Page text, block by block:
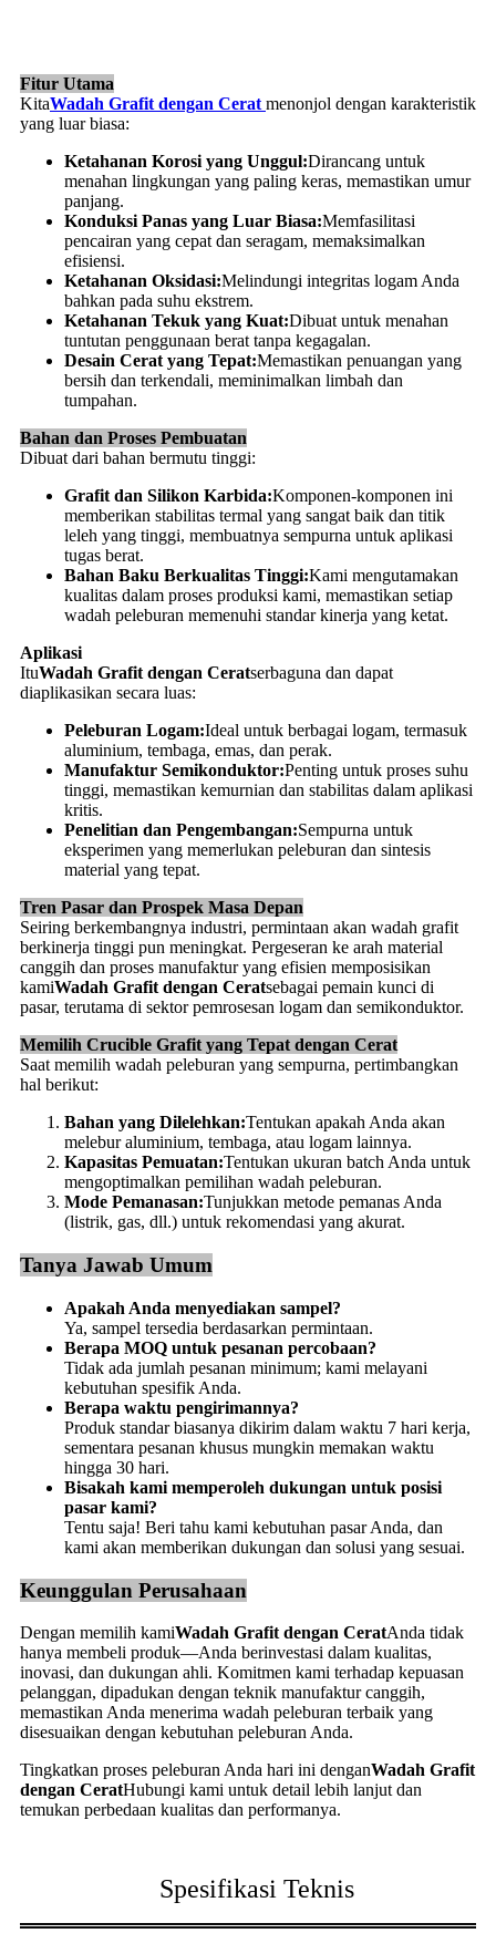
Fitur Utama
KitaWadah Grafit dengan Cerat menonjol dengan karakteristik
yang luar biasa:
Ketahanan Korosi yang Unggul:Dirancang untuk
menahan lingkungan yang paling keras, memastikan umur
panjang.
Konduksi Panas yang Luar Biasa:Memfasilitasi
pencairan yang cepat dan seragam, memaksimalkan
efisiensi.
Ketahanan Oksidasi:Melindungi integritas logam Anda
bahkan pada suhu ekstrem.
Ketahanan Tekuk yang Kuat:Dibuat untuk menahan
tuntutan penggunaan berat tanpa kegagalan.
Desain Cerat yang Tepat:Memastikan penuangan yang
bersih dan terkendali, meminimalkan limbah dan
tumpahan.
Bahan dan Proses Pembuatan
Dibuat dari bahan bermutu tinggi:
Grafit dan Silikon Karbida:Komponen-komponen ini
memberikan stabilitas termal yang sangat baik dan titik
leleh yang tinggi, membuatnya sempurna untuk aplikasi
tugas berat.
Bahan Baku Berkualitas Tinggi:Kami mengutamakan
kualitas dalam proses produksi kami, memastikan setiap
wadah peleburan memenuhi standar kinerja yang ketat.
Aplikasi
ItuWadah Grafit dengan Ceratserbaguna dan dapat
diaplikasikan secara luas:
Peleburan Logam:Ideal untuk berbagai logam, termasuk
aluminium, tembaga, emas, dan perak.
Manufaktur Semikonduktor:Penting untuk proses suhu
tinggi, memastikan kemurnian dan stabilitas dalam aplikasi
kritis.
Penelitian dan Pengembangan:Sempurna untuk
eksperimen yang memerlukan peleburan dan sintesis
material yang tepat.
Tren Pasar dan Prospek Masa Depan
Seiring berkembangnya industri, permintaan akan wadah grafit
berkinerja tinggi pun meningkat. Pergeseran ke arah material
canggih dan proses manufaktur yang efisien memposisikan
kamiWadah Grafit dengan Ceratsebagai pemain kunci di
pasar, terutama di sektor pemrosesan logam dan semikonduktor.
Memilih Crucible Grafit yang Tepat dengan Cerat
Saat memilih wadah peleburan yang sempurna, pertimbangkan
hal berikut:
Bahan yang Dilelehkan:Tentukan apakah Anda akan
melebur aluminium, tembaga, atau logam lainnya.
Kapasitas Pemuatan:Tentukan ukuran batch Anda untuk
mengoptimalkan pemilihan wadah peleburan.
Mode Pemanasan:Tunjukkan metode pemanas Anda
(listrik, gas, dll.) untuk rekomendasi yang akurat.
Tanya Jawab Umum
Apakah Anda menyediakan sampel?
Ya, sampel tersedia berdasarkan permintaan.
Berapa MOQ untuk pesanan percobaan?
Tidak ada jumlah pesanan minimum; kami melayani
kebutuhan spesifik Anda.
Berapa waktu pengirimannya?
Produk standar biasanya dikirim dalam waktu 7 hari kerja,
sementara pesanan khusus mungkin memakan waktu
hingga 30 hari.
Bisakah kami memperoleh dukungan untuk posisi
pasar kami?
Tentu saja! Beri tahu kami kebutuhan pasar Anda, dan
kami akan memberikan dukungan dan solusi yang sesuai.
Keunggulan Perusahaan
Dengan memilih kamiWadah Grafit dengan CeratAnda tidak
hanya membeli produk—Anda berinvestasi dalam kualitas,
inovasi, dan dukungan ahli. Komitmen kami terhadap kepuasan
pelanggan, dipadukan dengan teknik manufaktur canggih,
memastikan Anda menerima wadah peleburan terbaik yang
disesuaikan dengan kebutuhan peleburan Anda.
Tingkatkan proses peleburan Anda hari ini denganWadah Grafit
dengan CeratHubungi kami untuk detail lebih lanjut dan
temukan perbedaan kualitas dan performanya.
Spesifikasi Teknis